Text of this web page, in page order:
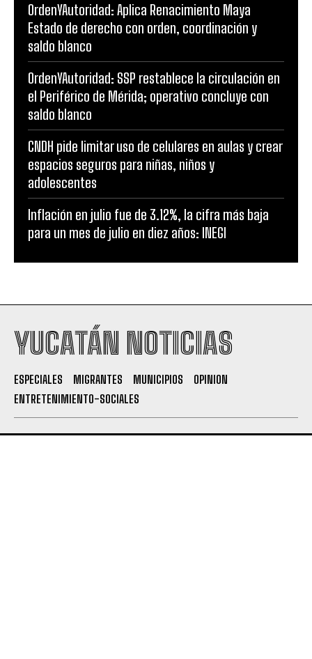
OrdenYAutoridad: Aplica Renacimiento Maya
Estado de derecho con orden, coordinación y
saldo blanco
OrdenYAutoridad: SSP restablece la circulación en
el Periférico de Mérida; operativo concluye con
saldo blanco
CNDH pide limitar uso de celulares en aulas y crear
espacios seguros para niñas, niños y
adolescentes
Inflación en julio fue de 3.12%, la cifra más baja
para un mes de julio en diez años: INEGI
YUCATÁN NOTICIAS
ESPECIALES MIGRANTES MUNICIPIOS
OPINION
ENTRETENIMIENTO-SOCIALES